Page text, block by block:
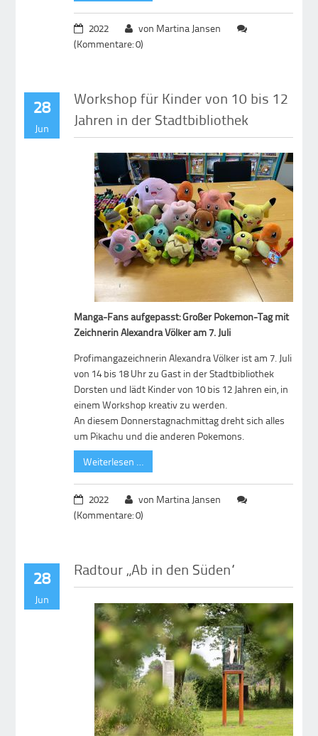
2022
von Martina Jansen
(Kommentare: 0)
28
Jun
Workshop für Kinder von 10 bis 12
Jahren in der Stadtbibliothek
Manga-Fans aufgepasst: Großer Pokemon-Tag mit
Zeichnerin Alexandra Völker am 7. Juli
Profimangazeichnerin Alexandra Völker ist am 7. Juli
von 14 bis 18 Uhr zu Gast in der Stadtbibliothek
Dorsten und lädt Kinder von 10 bis 12 Jahren ein, in
einem Workshop kreativ zu werden.
An diesem Donnerstagnachmittag dreht sich alles
um Pikachu und die anderen Pokemons.
Weiterlesen …
2022
von Martina Jansen
(Kommentare: 0)
28
Jun
Radtour „Ab in den Süden“